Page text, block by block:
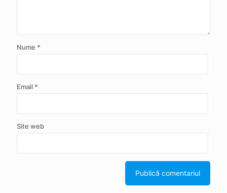
Nume *
Email *
Site web